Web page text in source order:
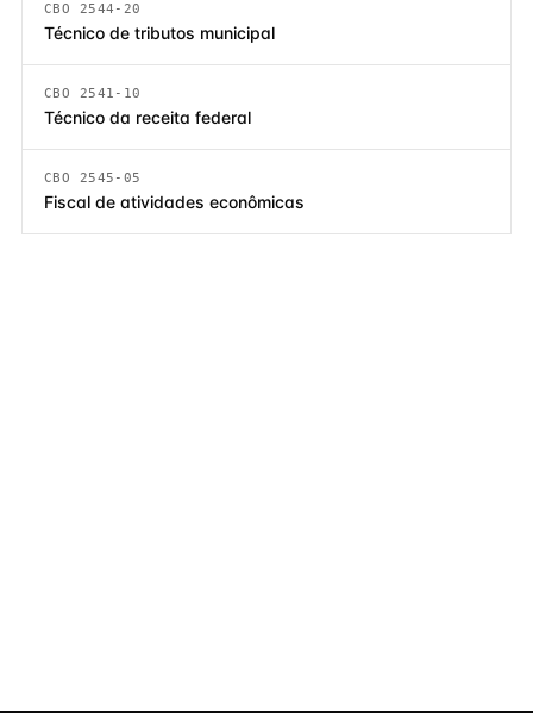
CBO 2544-20
Técnico de tributos municipal
CBO 2541-10
Técnico da receita federal
CBO 2545-05
Fiscal de atividades econômicas